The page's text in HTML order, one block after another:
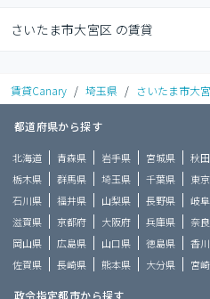
さいたま市大宮区 の賃貸
賃貸Canary / 埼玉県 / さいたま市大
都道府県から探す
北海道 青森県 岩手県 宮城県 秋
栃木県
群馬県 埼玉県 千葉県 東
石川県
福井県 山梨県 長野県 岐
滋賀県
京都府 大阪府 兵庫県 奈
岡山県
広島県 山口県 徳島県 香
佐賀県
長崎県 熊本県 大分県 宮
政令指定都市から探す